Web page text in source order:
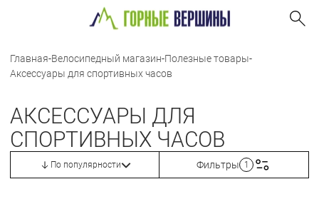
Главная-Велосипедный магазин-Полезные товары-
Аксессуары для спортивных часов
АКСЕССУАРЫ ДЛЯ
СПОРТИВНЫХ ЧАСОВ
По популярности Фильтры 1